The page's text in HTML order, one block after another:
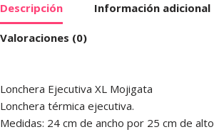
Descripción Información adicional
Valoraciones (0)
Lonchera Ejecutiva XL Mojigata
Lonchera térmica ejecutiva.
Medidas: 24 cm de ancho por 25 cm de alto